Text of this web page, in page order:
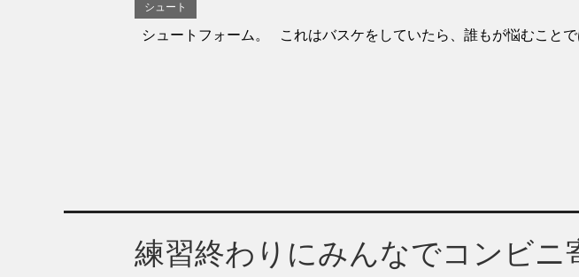
シュート
シュートフォーム。 これはバスケをしていたら、誰もが悩むことで
練習終わりにみんなでコンビニ